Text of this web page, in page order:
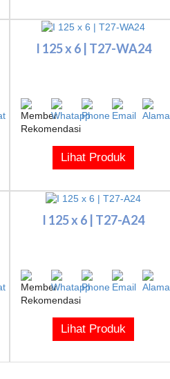
I 125 x 6 | T27-WA24
Lihat Produk
I 125 x 6 | T27-A24
Lihat Produk